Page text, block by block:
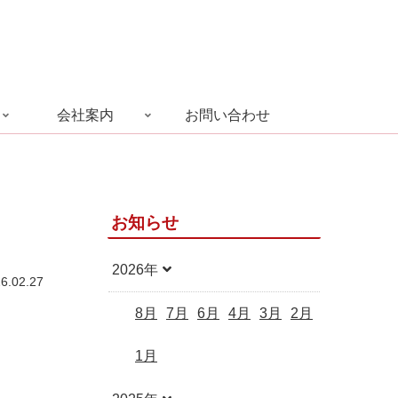
会社案内 お問い合わせ
お知らせ
2026年
8月 7月 6月 4月 3月 2月
1月